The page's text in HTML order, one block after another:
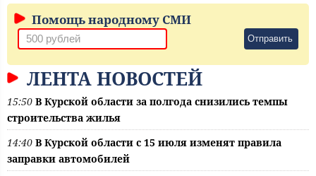
Помощь народному СМИ
Отправить
ЛЕНТА НОВОСТЕЙ
15:50 В Курской области за полгода снизились темпы
строительства жилья
14:40 В Курской области с 15 июля изменят правила
заправки автомобилей